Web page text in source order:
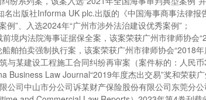
名出版社Informa UK plc.出版的《中国海事商事法律
例”、入选2024年“广州市涉外法治建设优秀案例”；
境内法院海事证据保全案，该案荣获广州市律师协会
船舶拍卖强制执行案，该案荣获广州市律师协会“2018年
与某建设工程施工合同纠纷再审案（案件标的：人民
Business Law Journal“2019年度杰出交易”奖和荣获
公司中山市分公司诉某财产保险股份有限公司东莞分